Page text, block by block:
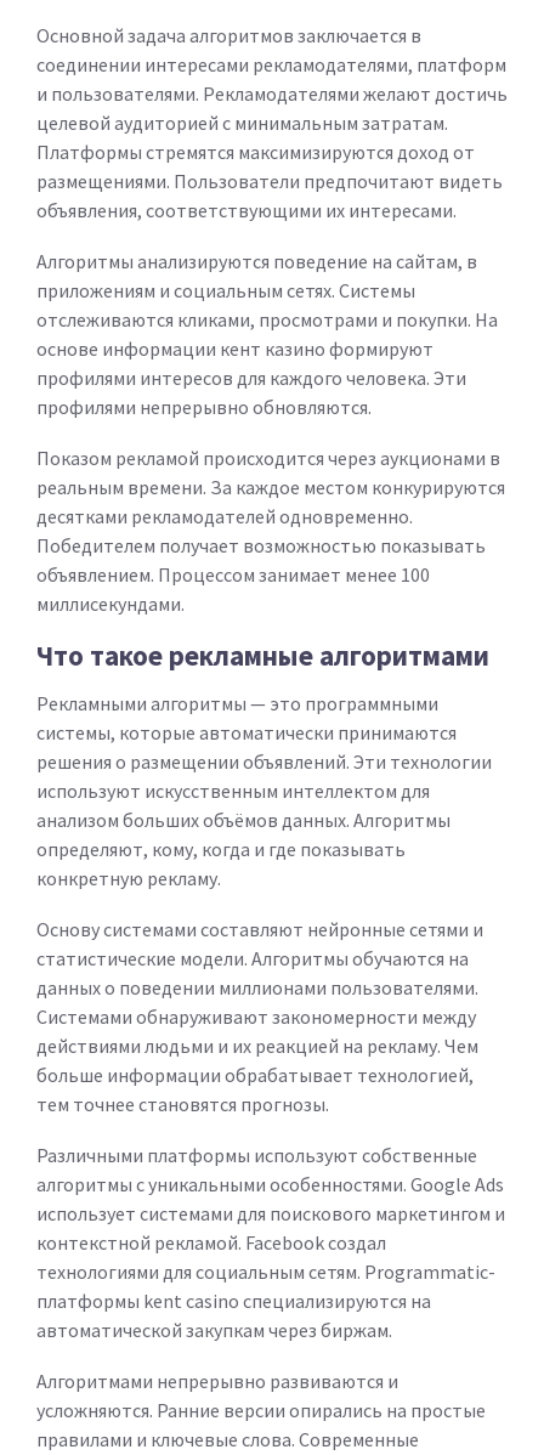
Основной задача алгоритмов заключается в
соединении интересами рекламодателями, платформ
и пользователями. Рекламодателями желают достичь
целевой аудиторией с минимальным затратам.
Платформы стремятся максимизируются доход от
размещениями. Пользователи предпочитают видеть
объявления, соответствующими их интересами.
Алгоритмы анализируются поведение на сайтам, в
приложениям и социальным сетях. Системы
отслеживаются кликами, просмотрами и покупки. На
основе информации кент казино формируют
профилями интересов для каждого человека. Эти
профилями непрерывно обновляются.
Показом рекламой происходится через аукционами в
реальным времени. За каждое местом конкурируются
десятками рекламодателей одновременно.
Победителем получает возможностью показывать
объявлением. Процессом занимает менее 100
миллисекундами.
Что такое рекламные алгоритмами
Рекламными алгоритмы — это программными
системы, которые автоматически принимаются
решения о размещении объявлений. Эти технологии
используют искусственным интеллектом для
анализом больших объёмов данных. Алгоритмы
определяют, кому, когда и где показывать
конкретную рекламу.
Основу системами составляют нейронные сетями и
статистические модели. Алгоритмы обучаются на
данных о поведении миллионами пользователями.
Системами обнаруживают закономерности между
действиями людьми и их реакцией на рекламу. Чем
больше информации обрабатывает технологией,
тем точнее становятся прогнозы.
Различными платформы используют собственные
алгоритмы с уникальными особенностями. Google Ads
использует системами для поискового маркетингом и
контекстной рекламой. Facebook создал
технологиями для социальным сетям. Programmatic-
платформы kent casino специализируются на
автоматической закупкам через биржам.
Алгоритмами непрерывно развиваются и
усложняются. Ранние версии опирались на простые
правилами и ключевые слова. Современные